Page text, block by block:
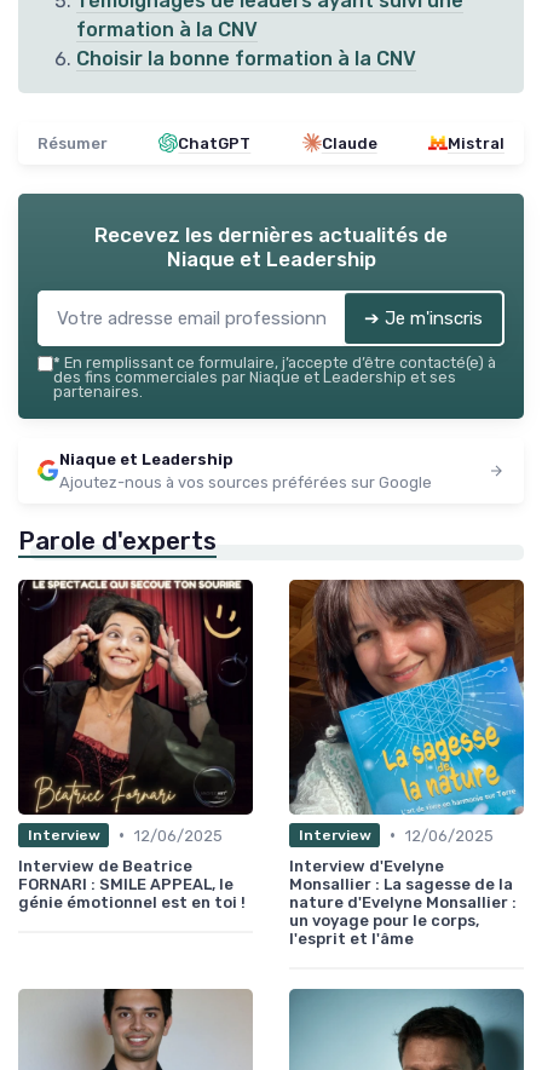
formation à la CNV
Choisir la bonne formation à la CNV
Résumer ChatGPT Claude Mistral
Recevez les dernières actualités de
Niaque et Leadership
➔ Je m'inscris
* En remplissant ce formulaire, j’accepte d’être contacté(e) à
des fins commerciales par Niaque et Leadership et ses
partenaires.
Niaque et Leadership
Ajoutez-nous à vos sources préférées sur Google
Parole d'experts
Interview • 12/06/2025
Interview de Beatrice
FORNARI : SMILE APPEAL, le
génie émotionnel est en toi !
Interview • 12/06/2025
Interview d'Evelyne
Monsallier : La sagesse de la
nature d'Evelyne Monsallier :
un voyage pour le corps,
l'esprit et l'âme